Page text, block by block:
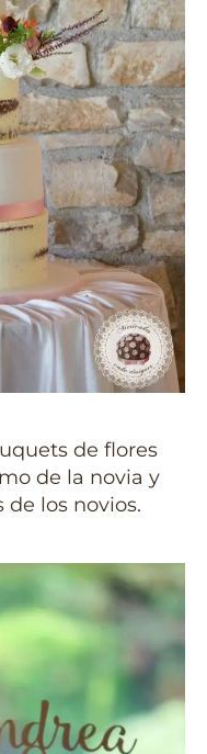
de flores
de la novia y
los novios.